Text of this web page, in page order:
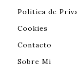
Política de
Cookies
Contacto
Sobre Mi